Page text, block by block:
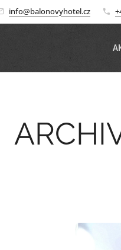
info@balonovyhotel.cz